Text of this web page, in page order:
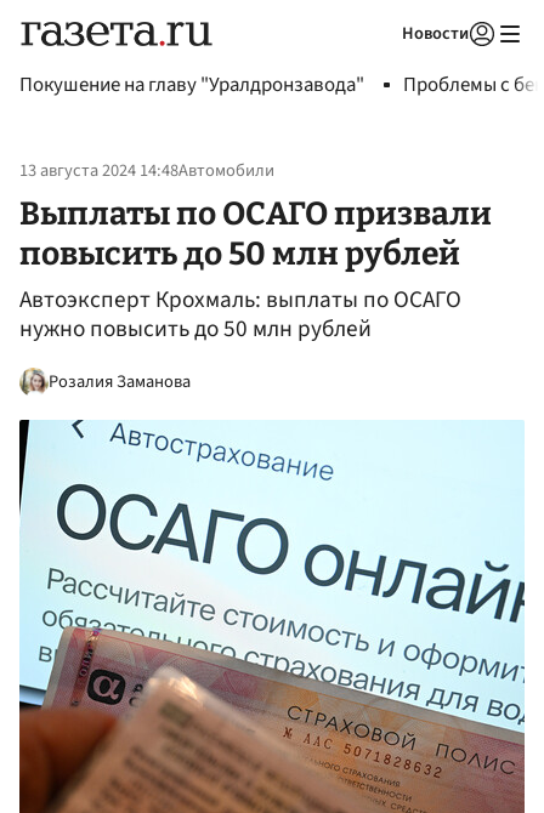
Новости
Покушение на главу "Уралдронзавода" Проблемы с
13 августа 2024 14:48Автомобили
Выплаты по ОСАГО призвали
повысить до 50 млн рублей
Автоэксперт Крохмаль: выплаты по ОСАГО
нужно повысить до 50 млн рублей
Розалия Заманова